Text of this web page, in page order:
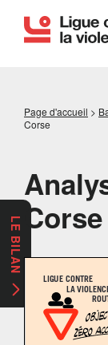
Page d'accueil >
Corse
Corse
LE BILAN